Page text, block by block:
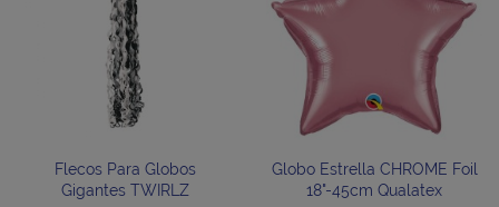
Flecos Para Globos
Gigantes TWIRLZ
Globo Estrella CHROME Foil
18"-45cm Qualatex